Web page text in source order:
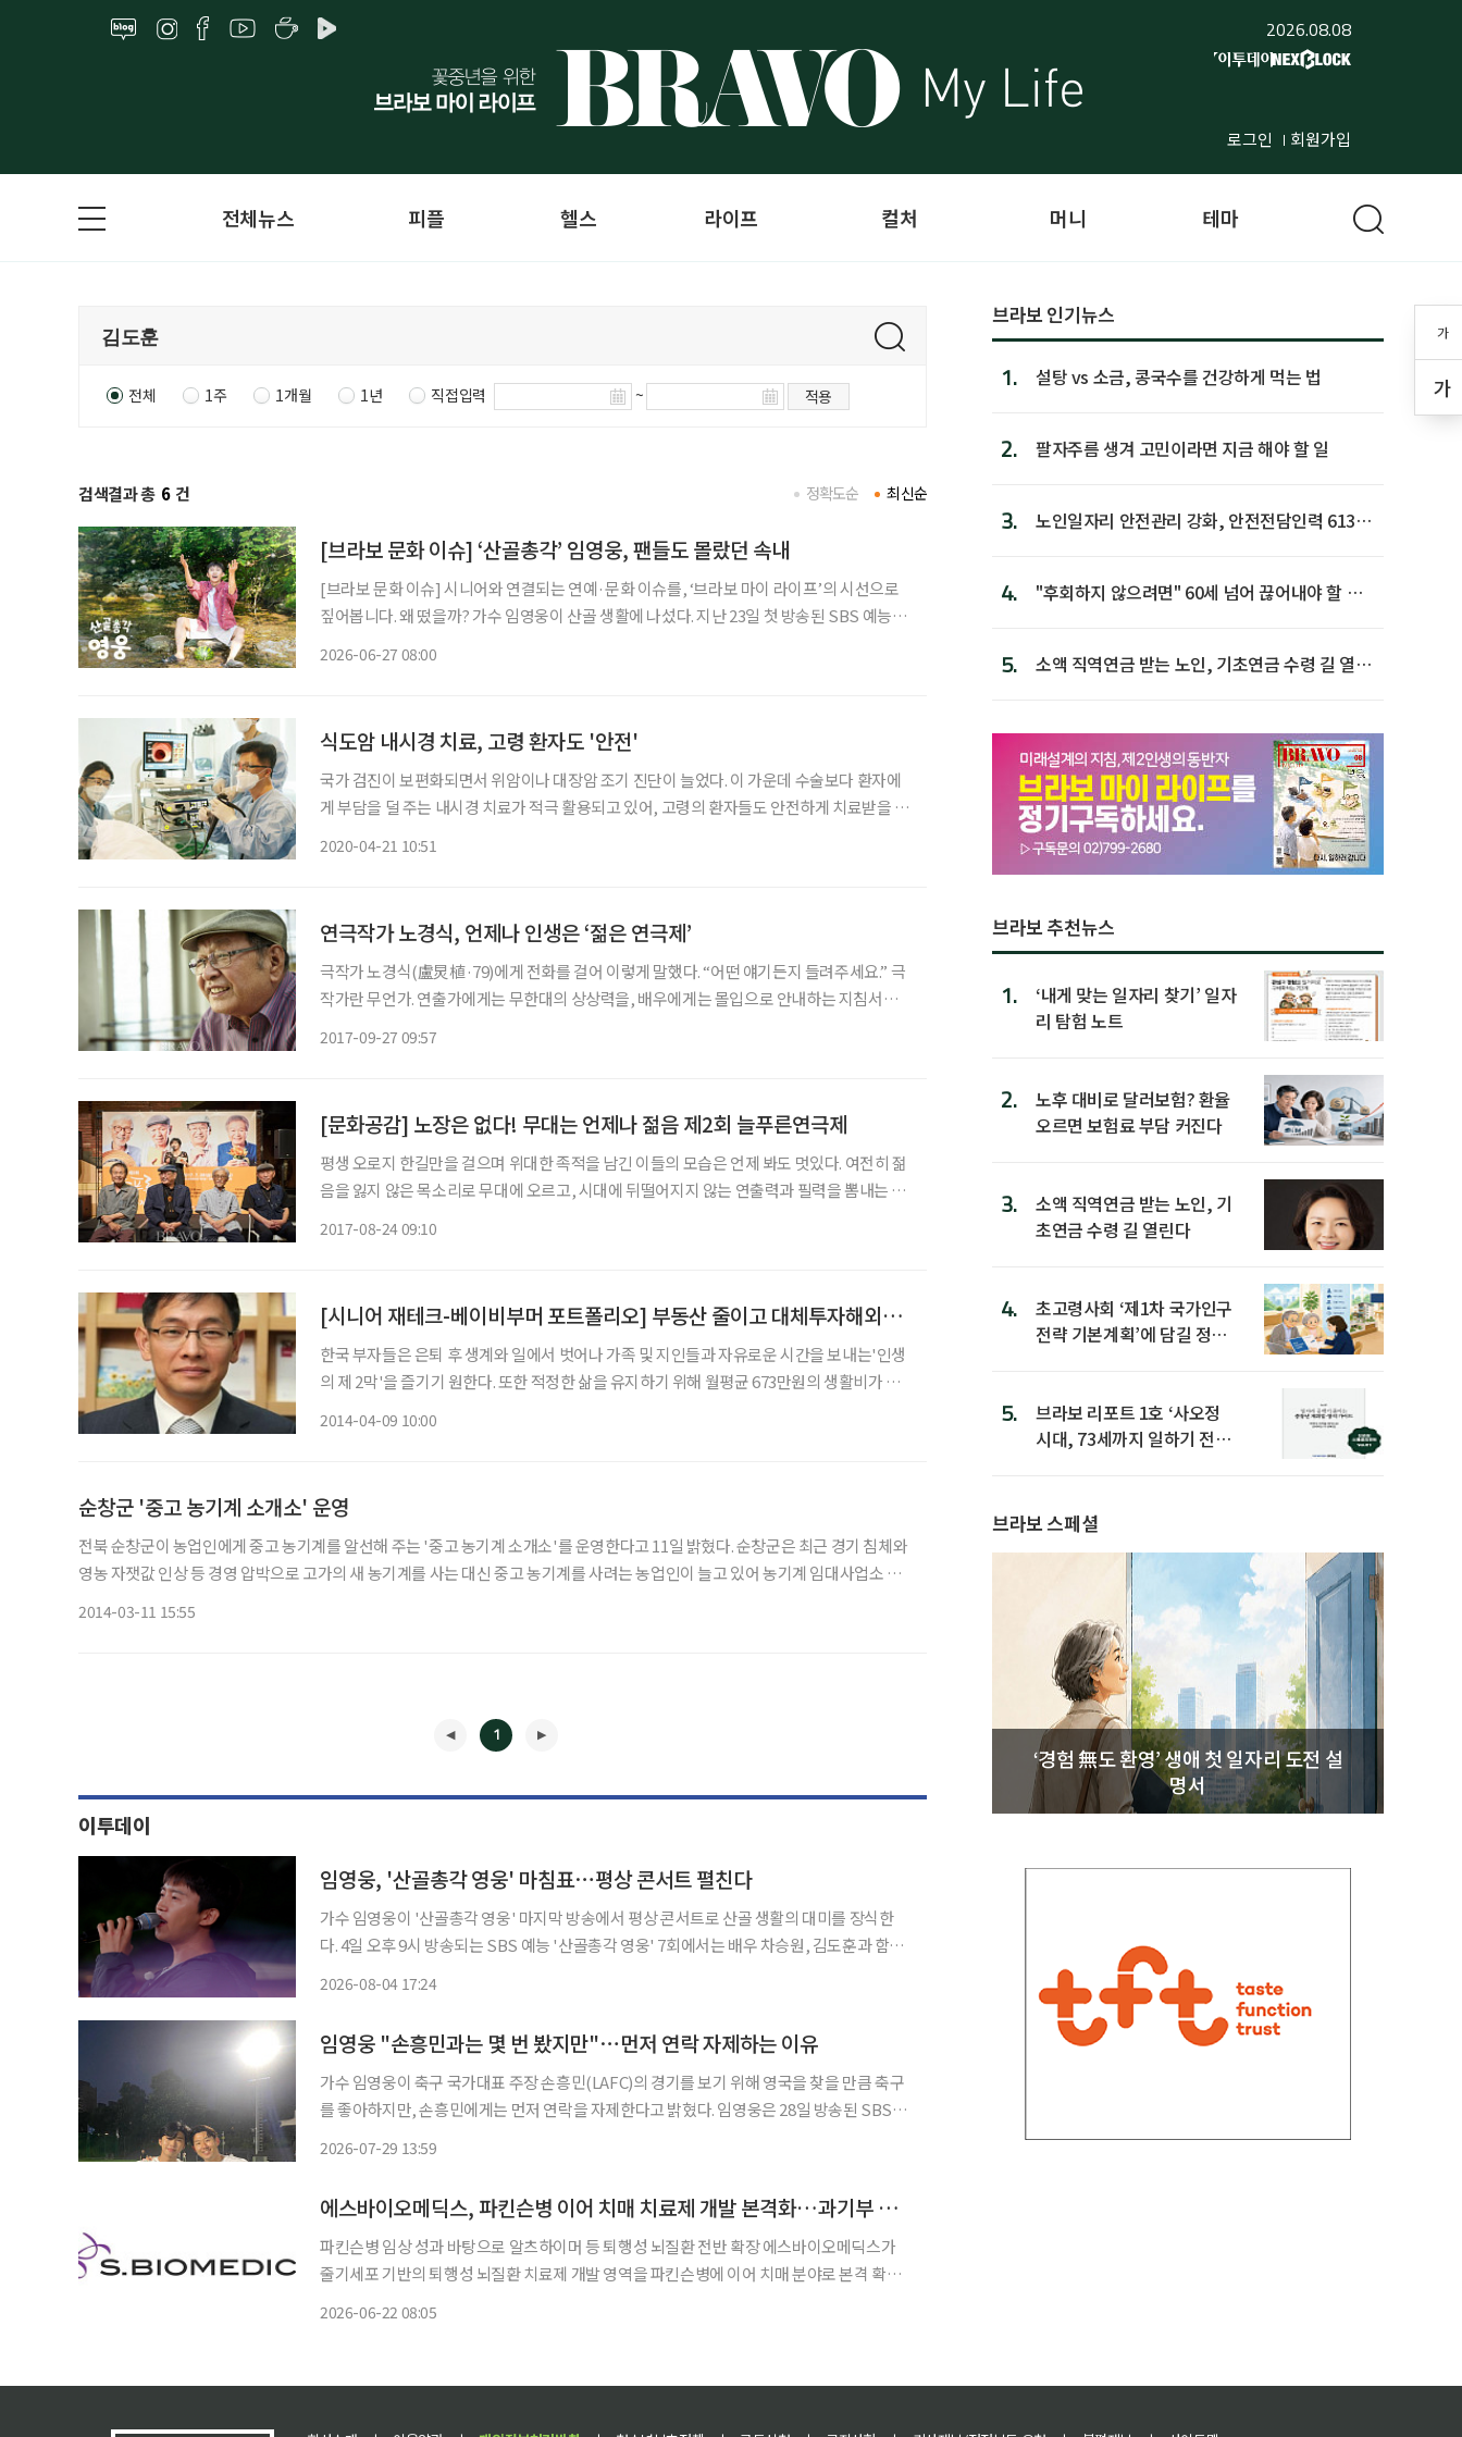
2026.08.08
로그인 회원가입
가
가
전체뉴스 피플 헬스 라이프 컬처 머니 테마
전체 1주 1개월 1년 직접입력 ~ 적용
검색결과 총 6 건 최신순
정확도순
[브라보 문화 이슈] ‘산골총각’ 임영웅, 팬들도 몰랐던 속내
[브라보 문화 이슈] 시니어와 연결되는 연예·문화 이슈를, ‘브라보 마이 라이프’의 시선으로
짚어봅니다. 왜 떴을까? 가수 임영웅이 산골 생활에 나섰다. 지난 23일 첫 방송된 SBS 예능
2026-06-27 08:00
식도암 내시경 치료, 고령 환자도 '안전'
국가 검진이 보편화되면서 위암이나 대장암 조기 진단이 늘었다. 이 가운데 수술보다 환자에
게 부담을 덜 주는 내시경 치료가 적극 활용되고 있어, 고령의 환자들도 안전하게 치료받을 수
2020-04-21 10:51
연극작가 노경식, 언제나 인생은 ‘젊은 연극제’
극작가 노경식(盧炅植·79)에게 전화를 걸어 이렇게 말했다. “어떤 얘기든지 들려주세요.” 극
작가란 무언가. 연출가에게는 무한대의 상상력을, 배우에게는 몰입으로 안내하는 지침서를
2017-09-27 09:57
[문화공감] 노장은 없다! 무대는 언제나 젊음 제2회 늘푸른연극제
평생 오로지 한길만을 걸으며 위대한 족적을 남긴 이들의 모습은 언제 봐도 멋있다. 여전히 젊
음을 잃지 않은 목소리로 무대에 오르고, 시대에 뒤떨어지지 않는 연출력과 필력을 뽐내는 네
2017-08-24 09:10
[시니어 재테크-베이비부머 포트폴리오] 부동산 줄이고 대체투자해외채권 늘려야
한국 부자들은 은퇴 후 생계와 일에서 벗어나 가족 및 지인들과 자유로운 시간을 보내는'인생
의 제 2막'을 즐기기 원한다. 또한 적정한 삶을 유지하기 위해 월평균 673만원의 생활비가 필
2014-04-09 10:00
순창군 '중고 농기계 소개소' 운영
전북 순창군이 농업인에게 중고 농기계를 알선해 주는 '중고 농기계 소개소'를 운영한다고 11일 밝혔다. 순창군은 최근 경기 침체와
영농 자잿값 인상 등 경영 압박으로 고가의 새 농기계를 사는 대신 중고 농기계를 사려는 농업인이 늘고 있어 농기계 임대사업소 내
2014-03-11 15:55
◀
1
▶
이투데이
임영웅, '산골총각 영웅' 마침표⋯평상 콘서트 펼친다
가수 임영웅이 '산골총각 영웅' 마지막 방송에서 평상 콘서트로 산골 생활의 대미를 장식한
다. 4일 오후 9시 방송되는 SBS 예능 '산골총각 영웅' 7회에서는 배우 차승원, 김도훈과 함께
2026-08-04 17:24
임영웅 "손흥민과는 몇 번 봤지만"⋯먼저 연락 자제하는 이유
가수 임영웅이 축구 국가대표 주장 손흥민(LAFC)의 경기를 보기 위해 영국을 찾을 만큼 축구
를 좋아하지만, 손흥민에게는 먼저 연락을 자제한다고 밝혔다. 임영웅은 28일 방송된 SBS 예
2026-07-29 13:59
에스바이오메딕스, 파킨슨병 이어 치매 치료제 개발 본격화…과기부 과제 선정
파킨슨병 임상 성과 바탕으로 알츠하이머 등 퇴행성 뇌질환 전반 확장 에스바이오메딕스가
줄기세포 기반의 퇴행성 뇌질환 치료제 개발 영역을 파킨슨병에 이어 치매 분야로 본격 확장
2026-06-22 08:05
브라보 인기뉴스
1. 설탕 vs 소금, 콩국수를 건강하게 먹는 법
2. 팔자주름 생겨 고민이라면 지금 해야 할 일
3.
노인일자리 안전관리 강화, 안전전담인력 613명
4.
"후회하지 않으려면" 60세 넘어 끊어내야 할 사
5.
소액 직역연금 받는 노인, 기초연금 수령 길 열린
브라보 추천뉴스
1.
‘내게 맞는 일자리 찾기’ 일자
리 탐험 노트
2.
노후 대비로 달러보험? 환율
오르면 보험료 부담 커진다
3.
소액 직역연금 받는 노인, 기
초연금 수령 길 열린다
4.
초고령사회 ‘제1차 국가인구
전략 기본계획’에 담길 정책
5.
브라보 리포트 1호 ‘사오정
시대, 73세까지 일하기 전략’
브라보 스페셜
‘경험 無도 환영’ 생애 첫 일자리 도전 설
명서